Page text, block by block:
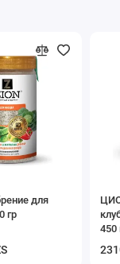
для
гр
450